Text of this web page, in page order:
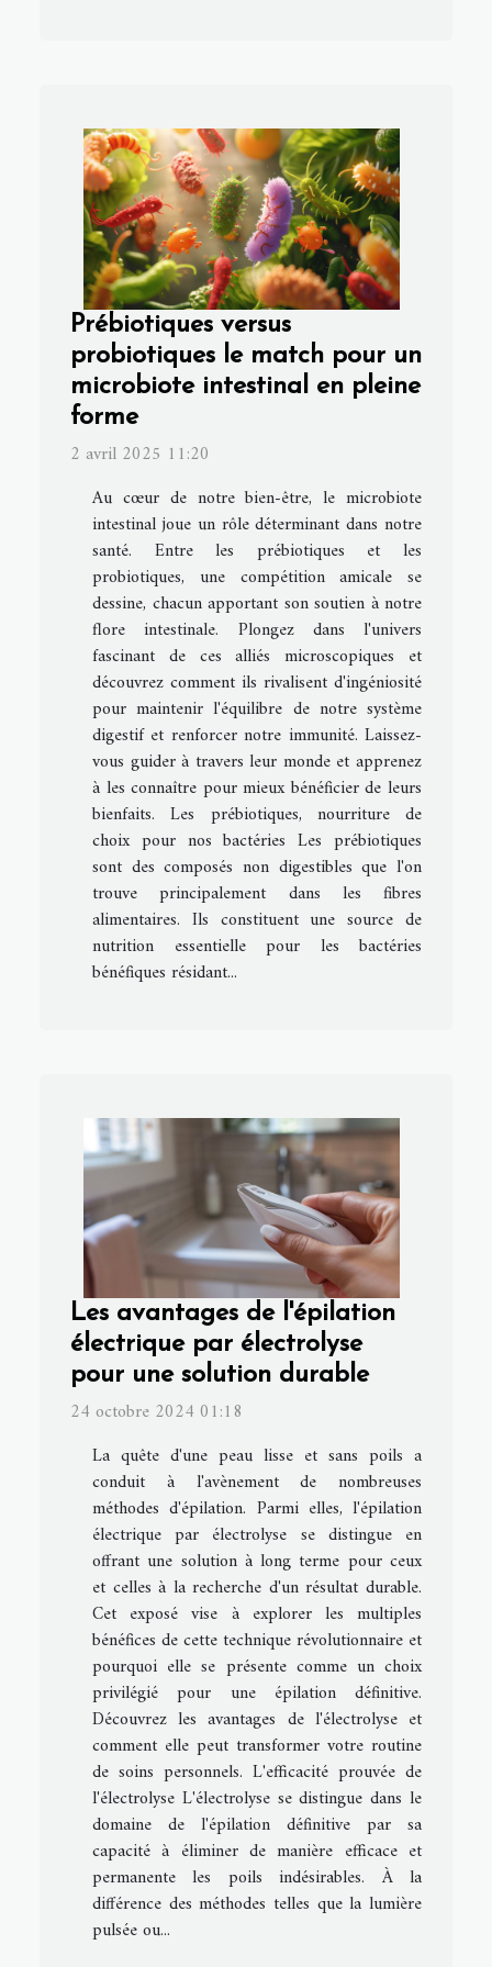
Prébiotiques versus
probiotiques le match pour un
microbiote intestinal en pleine
forme
2 avril 2025 11:20
Au cœur de notre bien-être, le microbiote
intestinal joue un rôle déterminant dans notre
santé. Entre les prébiotiques et les
probiotiques, une compétition amicale se
dessine, chacun apportant son soutien à notre
flore intestinale. Plongez dans l'univers
fascinant de ces alliés microscopiques et
découvrez comment ils rivalisent d'ingéniosité
pour maintenir l'équilibre de notre système
digestif et renforcer notre immunité. Laissez-
vous guider à travers leur monde et apprenez
à les connaître pour mieux bénéficier de leurs
bienfaits. Les prébiotiques, nourriture de
choix pour nos bactéries Les prébiotiques
sont des composés non digestibles que l'on
trouve principalement dans les fibres
alimentaires. Ils constituent une source de
nutrition essentielle pour les bactéries
bénéfiques résidant...
Les avantages de l'épilation
électrique par électrolyse
pour une solution durable
24 octobre 2024 01:18
La quête d'une peau lisse et sans poils a
conduit à l'avènement de nombreuses
méthodes d'épilation. Parmi elles, l'épilation
électrique par électrolyse se distingue en
offrant une solution à long terme pour ceux
et celles à la recherche d'un résultat durable.
Cet exposé vise à explorer les multiples
bénéfices de cette technique révolutionnaire et
pourquoi elle se présente comme un choix
privilégié pour une épilation définitive.
Découvrez les avantages de l'électrolyse et
comment elle peut transformer votre routine
de soins personnels. L'efficacité prouvée de
l'électrolyse L'électrolyse se distingue dans le
domaine de l'épilation définitive par sa
capacité à éliminer de manière efficace et
permanente les poils indésirables. À la
différence des méthodes telles que la lumière
pulsée ou...